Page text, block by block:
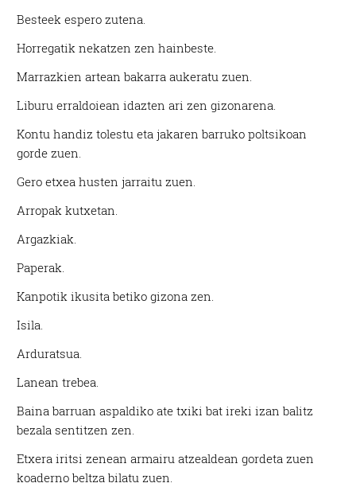
Besteek espero zutena.
Horregatik nekatzen zen hainbeste.
Marrazkien artean bakarra aukeratu zuen.
Liburu erraldoiean idazten ari zen gizonarena.
Kontu handiz tolestu eta jakaren barruko poltsikoan
gorde zuen.
Gero etxea husten jarraitu zuen.
Arropak kutxetan.
Argazkiak.
Paperak.
Kanpotik ikusita betiko gizona zen.
Isila.
Arduratsua.
Lanean trebea.
Baina barruan aspaldiko ate txiki bat ireki izan balitz
bezala sentitzen zen.
Etxera iritsi zenean armairu atzealdean gordeta zuen
koaderno beltza bilatu zuen.